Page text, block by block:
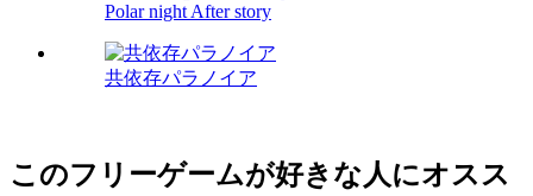
Polar night After story
共依存パラノイア
このフリーゲームが好きな人にオスス